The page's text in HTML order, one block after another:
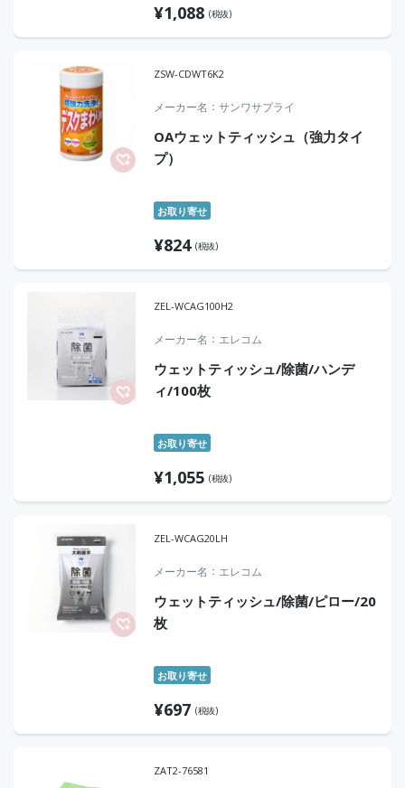
¥1,088 (税抜)
ZSW-CDWT6K2
メーカー名 サンワサプライ
OAウェットティッシュ（強力タイ
プ）
お取り寄せ
¥824 (税抜)
ZEL-WCAG100H2
メーカー名 エレコム
ウェットティッシュ/除菌/ハンデ
ィ/100枚
お取り寄せ
¥1,055 (税抜)
ZEL-WCAG20LH
メーカー名 エレコム
ウェットティッシュ/除菌/ピロー/20
枚
お取り寄せ
¥697 (税抜)
ZAT2-76581